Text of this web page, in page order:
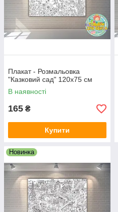
Плакат - Розмальовка
"Казковий сад" 120х75 см
В наявності
165 ₴
Купити
Новинка